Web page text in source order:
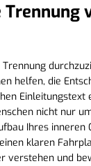
helfen, die
nicht nur
Ihres inneren
klaren
verstehen und